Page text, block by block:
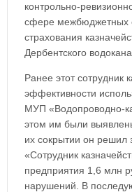
контрольно-
сфере межбюджетных
страхования
Дербентского
Ранее этот сотрудник
эффективности
МУП «Водопроводно-
этом им были
их сокрытии он решил
«Сотрудник
предприятия 1,6 млн
нарушений. В